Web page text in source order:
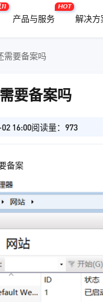
产品与服务
HOT
解决方
需要备案吗
要备案吗
16:00阅读量：973
备案